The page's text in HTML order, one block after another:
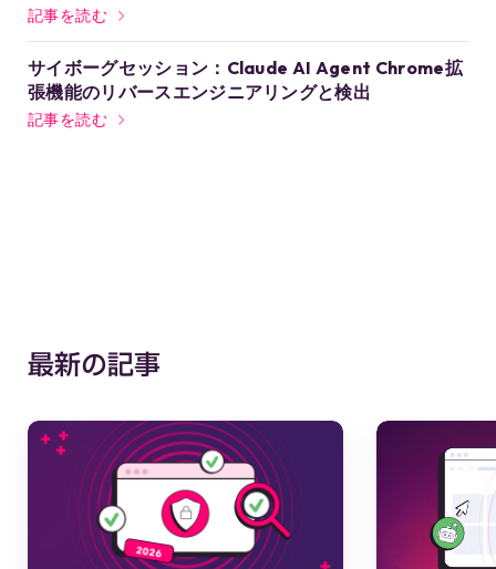
記事を読む
サイボーグセッション：Claude AI Agent Chrome拡
張機能のリバースエンジニアリングと検出
記事を読む
最新の記事